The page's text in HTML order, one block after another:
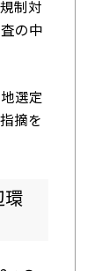
制対
の中
選定
摘を
環